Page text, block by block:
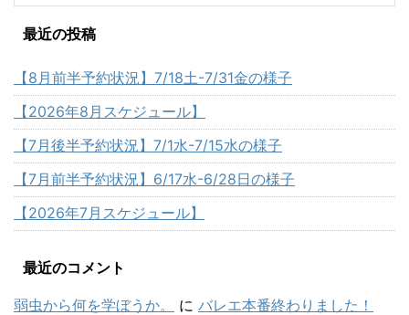
最近の投稿
【8月前半予約状況】7/18土-7/31金の様子
【2026年8月スケジュール】
【7月後半予約状況】7/1水-7/15水の様子
【7月前半予約状況】6/17水-6/28日の様子
【2026年7月スケジュール】
最近のコメント
弱虫から何を学ぼうか。 に バレエ本番終わりました！